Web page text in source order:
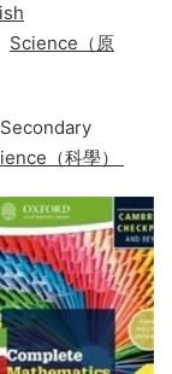
Science（原
（科學）